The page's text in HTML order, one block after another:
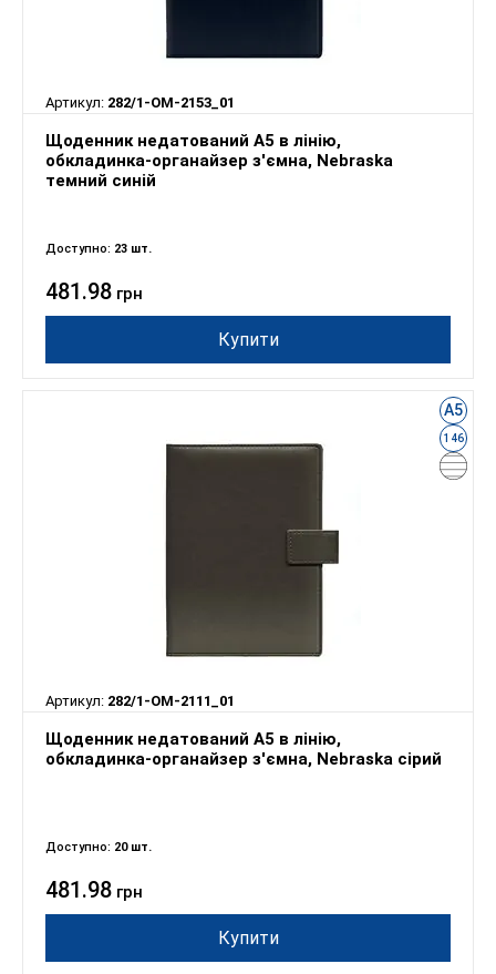
Артикул: 282/1-OM-2153_01
Щоденник недатований А5 в лінію,
обкладинка-органайзер з'ємна, Nebraska
темний синій
481.98 грн
Доступно: 23 шт.
Купити
А5
146
Артикул: 282/1-OM-2111_01
Щоденник недатований А5 в лінію,
обкладинка-органайзер з'ємна, Nebraska сірий
481.98 грн
Доступно: 20 шт.
Купити